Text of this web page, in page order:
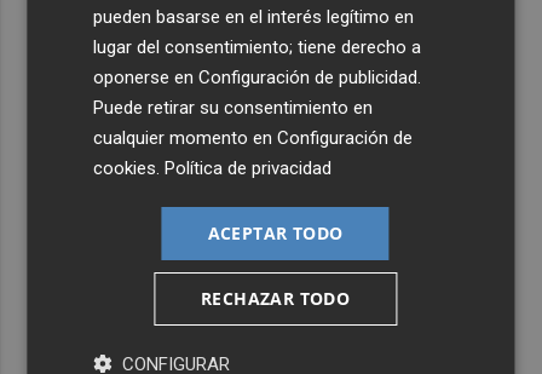
pueden basarse en el interés legítimo en
lugar del consentimiento; tiene derecho a
oponerse enConfiguración de publicidad.
Puede retirar su consentimiento en
cualquier momento enConfiguración de
cookies.Política de privacidad
ACEPTAR TODO
RECHAZAR TODO
CONFIGURAR